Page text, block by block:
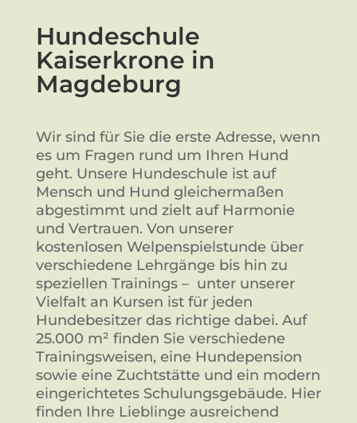
Hundeschule
Kaiserkrone in
Magdeburg
Wir sind für Sie die erste Adresse, wenn
es um Fragen rund um Ihren Hund
geht. Unsere Hundeschule ist auf
Mensch und Hund gleichermaßen
abgestimmt und zielt auf Harmonie
und Vertrauen. Von unserer
kostenlosen Welpenspielstunde über
verschiedene Lehrgänge bis hin zu
speziellen Trainings – unter unserer
Vielfalt an Kursen ist für jeden
Hundebesitzer das richtige dabei. Auf
25.000 m² finden Sie verschiedene
Trainingsweisen, eine Hundepension
sowie eine Zuchtstätte und ein modern
eingerichtetes Schulungsgebäude. Hier
finden Ihre Lieblinge ausreichend